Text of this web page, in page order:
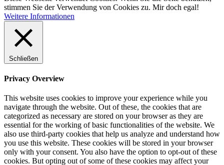
stimmen Sie der Verwendung von Cookies zu. Mir doch egal!
Weitere Informationen
Schließen
Privacy Overview
This website uses cookies to improve your experience while you
navigate through the website. Out of these, the cookies that are
categorized as necessary are stored on your browser as they are
essential for the working of basic functionalities of the website. We
also use third-party cookies that help us analyze and understand how
you use this website. These cookies will be stored in your browser
only with your consent. You also have the option to opt-out of these
cookies. But opting out of some of these cookies may affect your